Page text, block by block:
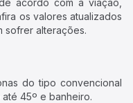
acordo com a viação,
os valores atualizados
sofrer alterações.
do tipo convencional
45º e banheiro.